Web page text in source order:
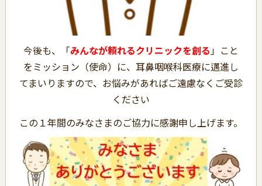
今後も、「みんなが頼れるクリニックを創る」こと
をミッション（使命）に、耳鼻咽喉科医療に邁進し
てまいりますので、お悩みがあればご遠慮なくご受診
ください
この１年間のみなさまのご協力に感謝申し上げます。